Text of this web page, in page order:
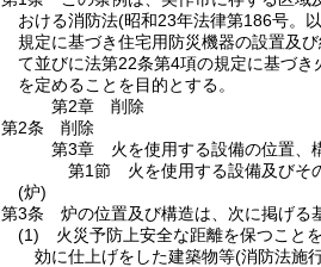
おける消防法(昭和23年法律第186号。
規定に基づき住宅用防災機器の設置及
て並びに法第22条第4項の規定に基づ
を定めることを目的とする。
第2章
削除
第2条
削除
第3章
火を使用する設備の位置、
第1節
火を使用する設備及びそ
(炉)
第3条
炉の位置及び構造は、次に掲げる
(1)
火災予防上安全な距離を保つこと
効に仕上げをした建築物等(消防法施